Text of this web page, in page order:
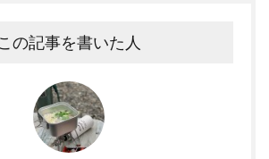
の記事を書いた人